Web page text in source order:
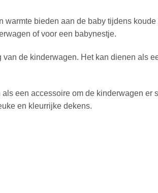
bieden aan de baby tijdens
of voor een babynestje.
de kinderwagen. Het kan dienen als
een accessoire om de kinderwagen
en kleurrijke dekens.